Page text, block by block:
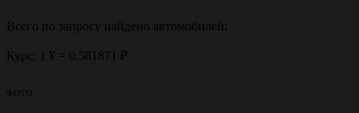
Всего по запросу найдено автомобилей:
Курс: 1 ¥ = 0.581871 ₽
ФОТО